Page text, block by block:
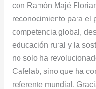
con Ramón Majé
reconocimiento para el
competencia global,
educación rural y la
no solo ha
Cafelab, sino que ha
referente mundial.